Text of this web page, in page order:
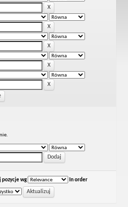
pozycje wg In order